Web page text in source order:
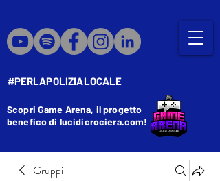
#PERLAPOLIZIALOCALE
Scopri Game Arena, il progetto
benefico di lucidicrociera.com!
Gruppi